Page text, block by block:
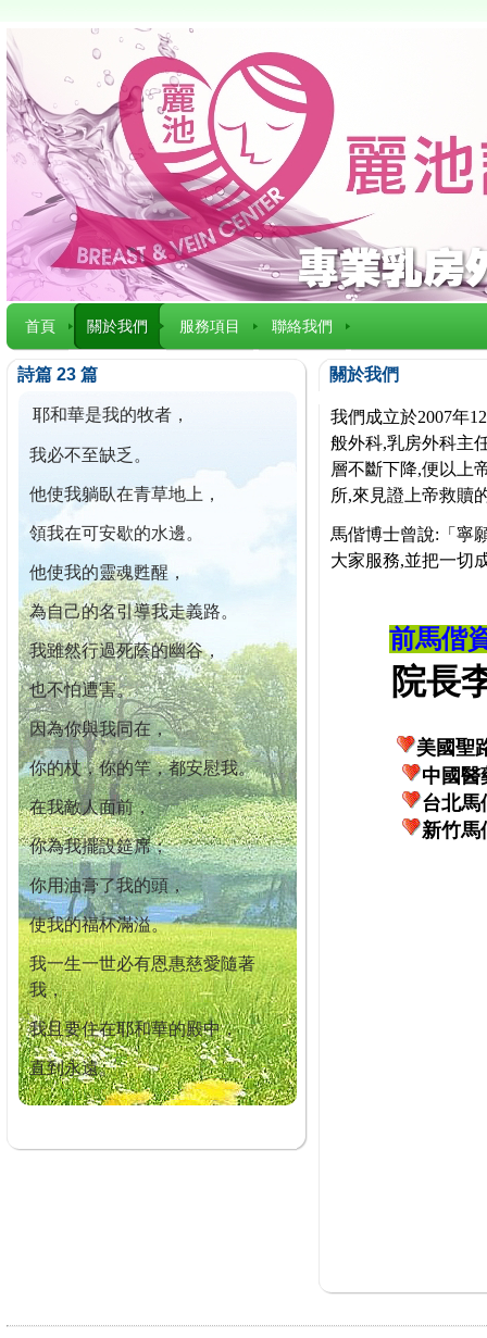
首頁 關於我們 服務項目 聯絡我們
詩篇 23 篇
耶和華是我的牧者，
我必不至缺乏。
他使我躺臥在青草地上，
領我在可安歇的水邊。
他使我的靈魂甦醒，
為自己的名引導我走義路。
我雖然行過死蔭的幽谷，
也不怕遭害。
因為你與我同在，
你的杖，你的竿，都安慰我。
在我敵人面前，
你為我擺設筵席；
你用油膏了我的頭，
使我的福杯滿溢。
我一生一世必有恩惠慈愛隨著
我，
我且要住在耶和華的殿中，
直到永遠。
關於我們
我們成立於2007年
般外科,乳房外科主
層不斷下降,便以上
所,來見證上帝救贖
馬偕博士曾說:「寧
大家服務,並把一切
前馬偕
院長李
美國聖
中國醫
台北馬
新竹馬